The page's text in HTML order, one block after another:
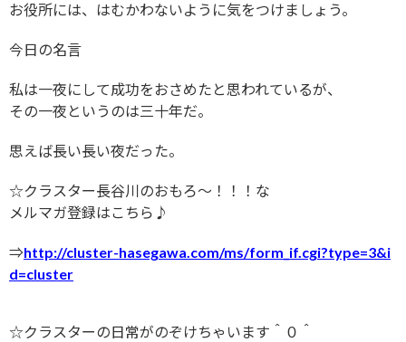
お役所には、はむかわないように気をつけましょう。
今日の名言
私は一夜にして成功をおさめたと思われているが、
その一夜というのは三十年だ。
思えば長い長い夜だった。
☆クラスター長谷川のおもろ〜！！！な
メルマガ登録はこちら♪
⇒http://cluster-hasegawa.com/ms/form_if.cgi?type=3&i
d=cluster
☆クラスターの日常がのぞけちゃいます＾０＾